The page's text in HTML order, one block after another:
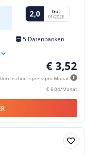
2,0 Gut
01/2026
5 Datenbanken
€ 3,52
Durchschnittspreis pro Monat
€ 6,04/Monat